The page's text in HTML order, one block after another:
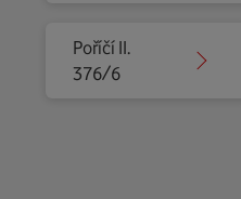
Poříčí II.
376/6